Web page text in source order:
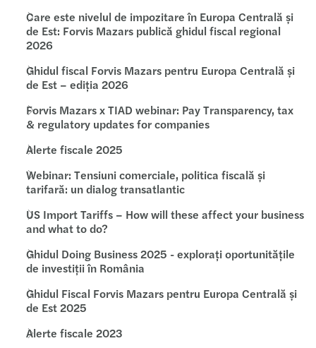
Care este nivelul de impozitare în Europa Centrală și
de Est: Forvis Mazars publică ghidul fiscal regional
2026
Ghidul fiscal Forvis Mazars pentru Europa Centrală și
de Est – ediția 2026
Forvis Mazars x TIAD webinar: Pay Transparency, tax
& regulatory updates for companies
Alerte fiscale 2025
Webinar: Tensiuni comerciale, politica fiscală și
tarifară: un dialog transatlantic
US Import Tariffs – How will these affect your business
and what to do?
Ghidul Doing Business 2025 - explorați oportunitățile
de investiții în România
Ghidul Fiscal Forvis Mazars pentru Europa Centrală și
de Est 2025
Alerte fiscale 2023